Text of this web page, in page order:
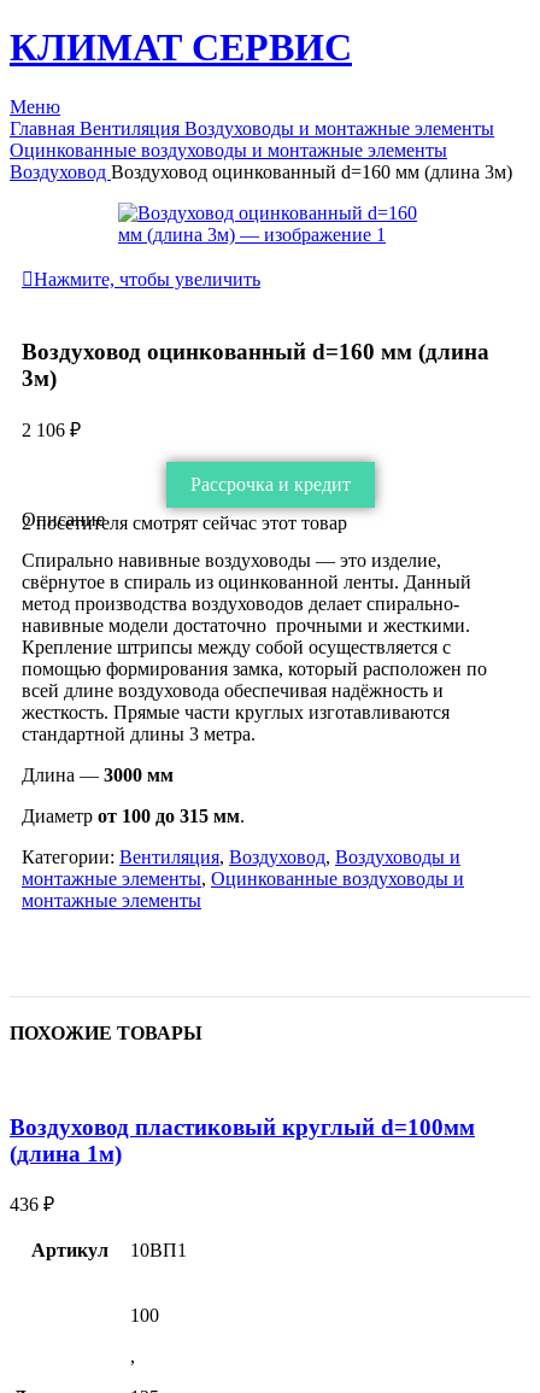
КЛИМАТ СЕРВИС
Меню
Главная Вентиляция Воздуховоды и монтажные элементы
Оцинкованные воздуховоды и монтажные элементы
Воздуховод Воздуховод оцинкованный d=160 мм (длина 3м)
Нажмите, чтобы увеличить
Воздуховод оцинкованный d=160 мм (длина
3м)
2 106 ₽
Рассрочка и кредит
2 посетителя смотрят сейчас этот товар
Описание
Cпирально навивные воздуховоды — это изделие,
свёрнутое в спираль из оцинкованной ленты. Данный
метод производства воздуховодов делает спирально-
навивные модели достаточно прочными и жесткими.
Крепление штрипсы между собой осуществляется с
помощью формирования замка, который расположен по
всей длине воздуховода обеспечивая надёжность и
жесткость. Прямые части круглых изготавливаются
стандартной длины 3 метра.
Длина — 3000 мм
Диаметр от 100 до 315 мм.
Категории: Вентиляция, Воздуховод, Воздуховоды и
монтажные элементы, Оцинкованные воздуховоды и
монтажные элементы
ПОХОЖИЕ ТОВАРЫ
Воздуховод пластиковый круглый d=100мм
(длина 1м)
436 ₽
Артикул 10ВП1
100
,